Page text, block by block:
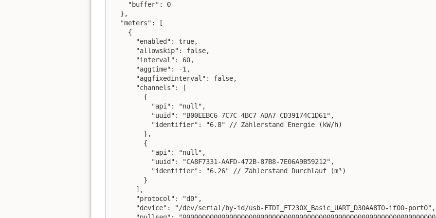
    "buffer": 0
  },
  "meters": [
    {
      "enabled": true,
      "allowskip": false,
      "interval": 60,
      "aggtime": -1,
      "aggfixedinterval": false,
      "channels": [
        {
          "api": "null",
          "uuid": "B00EEBC6-7C7C-4BC7-ADA7-CD39174C1D61",
          "identifier": "6.8" // Zählerstand Energie (kW/h)
        },
        {
          "api": "null",
          "uuid": "CA8F7331-AAFD-472B-87B8-7E06A9B59212",
          "identifier": "6.26" // Zählerstand Durchlauf (m³)
        }
      ],
      "protocol": "d0",
      "device": "/dev/serial/by-id/usb-FTDI_FT230X_Basic_UART_D30AA8TO-if00-port0",